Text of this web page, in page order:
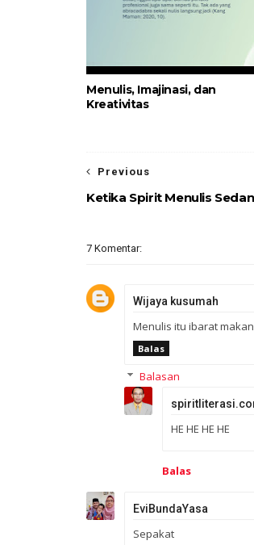
Menulis, Imajinasi, dan
Kreativitas
Previous
Ketika Spirit Menulis
7 Komentar:
Wijaya kusumah
Menulis itu ibarat
Balas
Balasan
HE HE HE HE
Balas
EviBundaYasa
Sepakat